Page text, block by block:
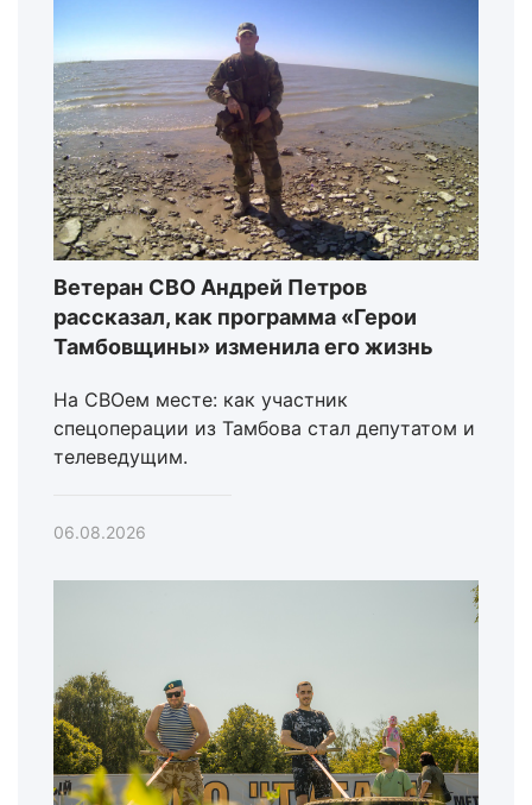
Ветеран СВО Андрей Петров
рассказал, как программа «Герои
Тамбовщины» изменила его жизнь
На СВОем месте: как участник
спецоперации из Тамбова стал депутатом и
телеведущим.
06.08.2026